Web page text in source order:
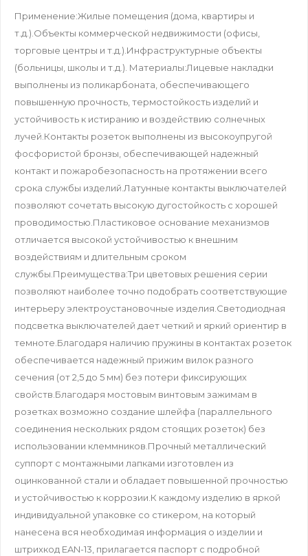
Применение:Жилые помещения (дома, квартиры и
т.д.).Объекты коммерческой недвижимости (офисы,
торговые центры и т.д.).Инфраструктурные объекты
(больницы, школы и т.д.). Материалы:Лицевые накладки
выполнены из поликарбоната, обеспечивающего
повышенную прочность, термостойкость изделий и
устойчивость к истиранию и воздействию солнечных
лучей.Контакты розеток выполнены из высокоупругой
фосфористой бронзы, обеспечивающей надежный
контакт и пожаробезопасность на протяжении всего
срока службы изделий.Латунные контакты выключателей
позволяют сочетать высокую дугостойкость с хорошей
проводимостью.Пластиковое основание механизмов
отличается высокой устойчивостью к внешним
воздействиям и длительным сроком
службы.Преимущества:Три цветовых решения серии
позволяют наиболее точно подобрать соответствующие
интерьеру электроустановочные изделия.Светодиодная
подсветка выключателей дает четкий и яркий ориентир в
темноте.Благодаря наличию пружины в контактах розеток
обеспечивается надежный прижим вилок разного
сечения (от 2,5 до 5 мм) без потери фиксирующих
свойств.Благодаря мостовым винтовым зажимам в
розетках возможно создание шлейфа (параллельного
соединения нескольких рядом стоящих розеток) без
использовании клеммников.Прочный металлический
суппорт с монтажными лапками изготовлен из
оцинкованной стали и обладает повышенной прочностью
и устойчивостью к коррозии.К каждому изделию в яркой
индивидуальной упаковке со стикером, на который
нанесена вся необходимая информация о изделии и
штрихкод EAN-13, прилагается паспорт с подробной